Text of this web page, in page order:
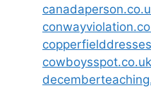
cowboysspot.co.uk